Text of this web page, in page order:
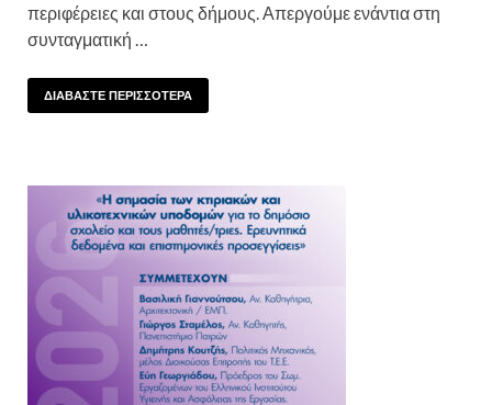
περιφέρειες και στους δήμους. Απεργούμε ενάντια στη
συνταγματική …
ΔΙΑΒΑΣΤΕ ΠΕΡΙΣΣΟΤΕΡΑ